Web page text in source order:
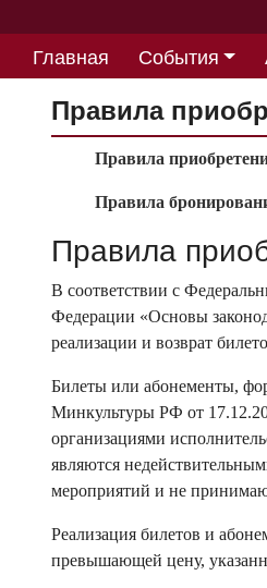
Главная События
Правила
Правила
Правила
Правила
В соответствии с
Федерации «Основы
реализации и возврат
Билеты или абонементы,
Минкультуры РФ от
организациями
являются
мероприятий и не
Реализация билетов и
превышающей цену,